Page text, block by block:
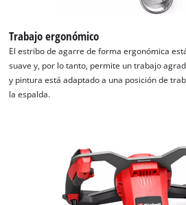
visitor. The website
Powered by
Trabajo ergonómico
El estribo de agarre de forma ergonómica
suave y, por lo tanto, permite un trabajo
y pintura está adaptado a una posición de
la espalda.